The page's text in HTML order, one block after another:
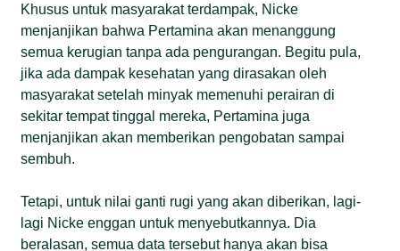
Khusus untuk masyarakat terdampak, Nicke
menjanjikan bahwa Pertamina akan menanggung
semua kerugian tanpa ada pengurangan. Begitu pula,
jika ada dampak kesehatan yang dirasakan oleh
masyarakat setelah minyak memenuhi perairan di
sekitar tempat tinggal mereka, Pertamina juga
menjanjikan akan memberikan pengobatan sampai
sembuh.
Tetapi, untuk nilai ganti rugi yang akan diberikan, lagi-
lagi Nicke enggan untuk menyebutkannya. Dia
beralasan, semua data tersebut hanya akan bisa